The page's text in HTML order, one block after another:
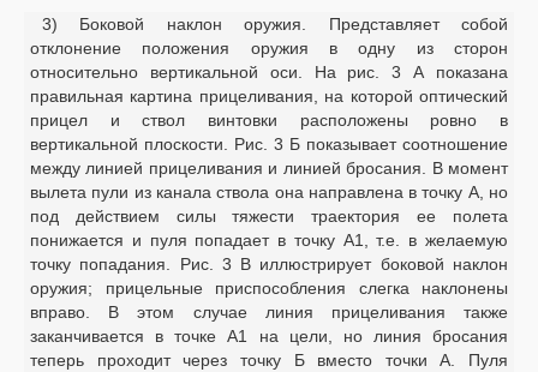
3) Боковой наклон оружия. Представляет собой
отклонение положения оружия в одну из сторон
относительно вертикальной оси. На рис. 3 А показана
правильная картина прицеливания, на которой оптический
прицел и ствол винтовки расположены ровно в
вертикальной плоскости. Рис. 3 Б показывает соотношение
между линией прицеливания и линией бросания. В момент
вылета пули из канала ствола она направлена в точку А, но
под действием силы тяжести траектория ее полета
понижается и пуля попадает в точку А1, т.е. в желаемую
точку попадания. Рис. 3 В иллюстрирует боковой наклон
оружия; прицельные приспособления слегка наклонены
вправо. В этом случае линия прицеливания также
заканчивается в точке А1 на цели, но линия бросания
теперь проходит через точку Б вместо точки А. Пуля